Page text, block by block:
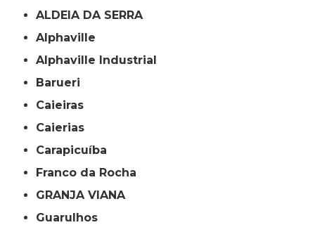
ALDEIA DA SERRA
Alphaville
Alphaville Industrial
Barueri
Caieiras
Caierias
Carapicuíba
Franco da Rocha
GRANJA VIANA
Guarulhos